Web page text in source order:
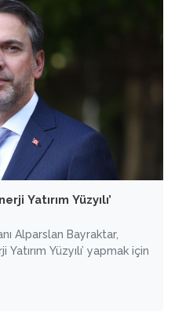
Yatırım Yüzyılı’
Alparslan Bayraktar,
Yatırım Yüzyılı’ yapmak için